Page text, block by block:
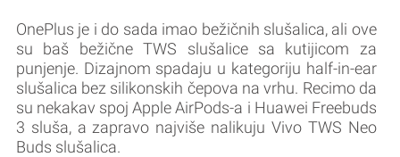
OnePlus je i do sada imao bežičnih slušalica, ali ove
su baš bežične TWS slušalice sa kutijicom za
punjenje. Dizajnom spadaju u kategoriju half-in-ear
slušalica bez silikonskih čepova na vrhu. Recimo da
su nekakav spoj Apple AirPods-a i Huawei Freebuds
3 sluša, a zapravo najviše nalikuju Vivo TWS Neo
Buds slušalica.